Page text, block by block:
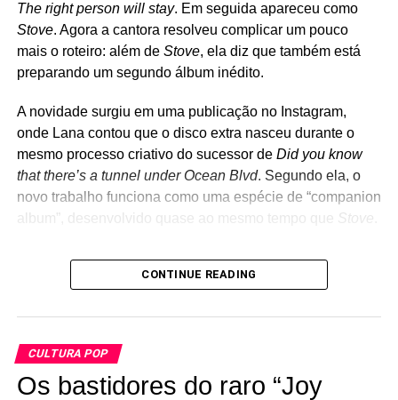
Stones e até Strokes costumam aparecer nas
apresentações, que muitas vezes são anunciadas poucas
horas antes de acontecer. Diferentemente de outros
The Longshot, o The Coverups nunca teve a intenção de
gravar músicas próprias. A proposta é apenas revisitar
clássicos em um ambiente intimista, recriando um pouco
da atmosfera dos primeiros dias do Green Day nos clubes
da região de Berkeley e Oakland.
The right person will stay. Em seguida apareceu como
Stove. Agora a cantora resolveu complicar um pouco
mais o roteiro: além de Stove, ela diz que também está
preparando um segundo álbum inédito.
A novidade surgiu em uma publicação no Instagram,
onde Lana contou que o disco extra nasceu durante o
mesmo processo criativo do sucessor de Did you know
that there’s a tunnel under Ocean Blvd. Segundo ela, o
novo trabalho funciona como uma espécie de “companion
album”, desenvolvido quase ao mesmo tempo que
Stove
Osbastidoresdo raroJoy Division – A Malcolm
Whitehead Film, que ganha lançamento oficial
A cantora também afirmou que esse segundo disco surgiu
últimos quatro anos, funcionando como uma espécie de
contraponto ao álbum principal. Se tudo correr como
CONTINUE READING
CULTURA POP
Os bastidores do raro “Joy